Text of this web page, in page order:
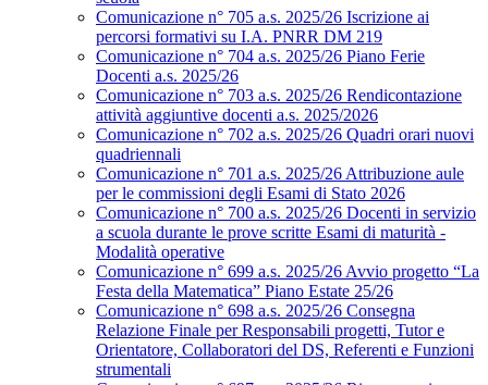
Comunicazione n° 705 a.s. 2025/26 Iscrizione ai
percorsi formativi su I.A. PNRR DM 219
Comunicazione n° 704 a.s. 2025/26 Piano Ferie
Docenti a.s. 2025/26
Comunicazione n° 703 a.s. 2025/26 Rendicontazione
attività aggiuntive docenti a.s. 2025/2026
Comunicazione n° 702 a.s. 2025/26 Quadri orari nuovi
quadriennali
Comunicazione n° 701 a.s. 2025/26 Attribuzione aule
per le commissioni degli Esami di Stato 2026
Comunicazione n° 700 a.s. 2025/26 Docenti in servizio
a scuola durante le prove scritte Esami di maturità -
Modalità operative
Comunicazione n° 699 a.s. 2025/26 Avvio progetto “La
Festa della Matematica” Piano Estate 25/26
Comunicazione n° 698 a.s. 2025/26 Consegna
Relazione Finale per Responsabili progetti, Tutor e
Orientatore, Collaboratori del DS, Referenti e Funzioni
strumentali